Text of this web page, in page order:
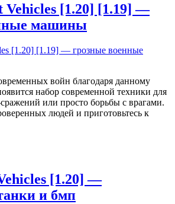
[1.20] [1.19] —
машины
войн благодаря данному
набор современной техники для
или просто борьбы с врагами.
людей и приготовьтесь к
[1.20] —
и бмп